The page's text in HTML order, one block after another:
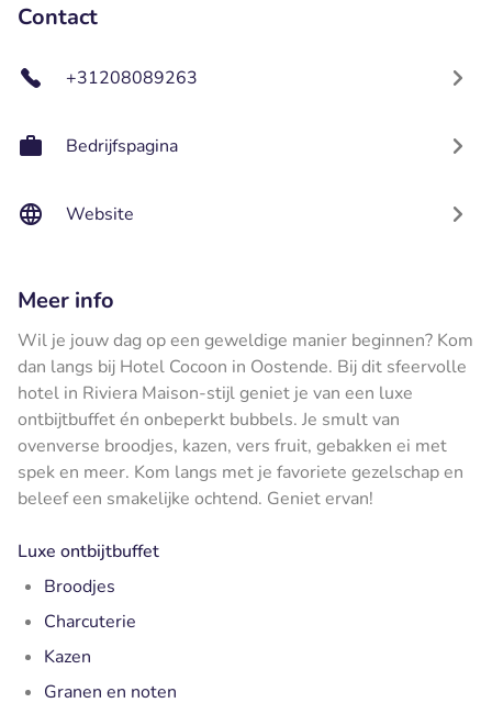
Contact
+31208089263
Bedrijfspagina
Website
Meer info
Wil je jouw dag op een geweldige manier beginnen? Kom
dan langs bij Hotel Cocoon in Oostende. Bij dit sfeervolle
hotel in Riviera Maison-stijl geniet je van een luxe
ontbijtbuffet én onbeperkt bubbels. Je smult van
ovenverse broodjes, kazen, vers fruit, gebakken ei met
spek en meer. Kom langs met je favoriete gezelschap en
beleef een smakelijke ochtend. Geniet ervan!
Luxe ontbijtbuffet
Broodjes
Charcuterie
Kazen
Granen en noten